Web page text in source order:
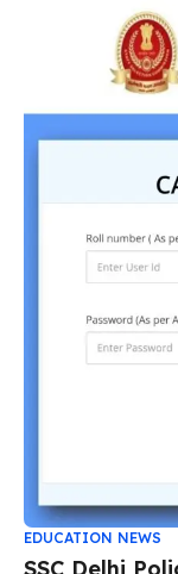
EDUCATION NEWS
SSC Delhi